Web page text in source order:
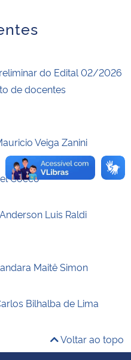
do Edital 02/2026
de docentes
Veiga Zanini
Cocco
Luis Raldi
Maitê Simon
Bilhalba de Lima
Voltar ao topo